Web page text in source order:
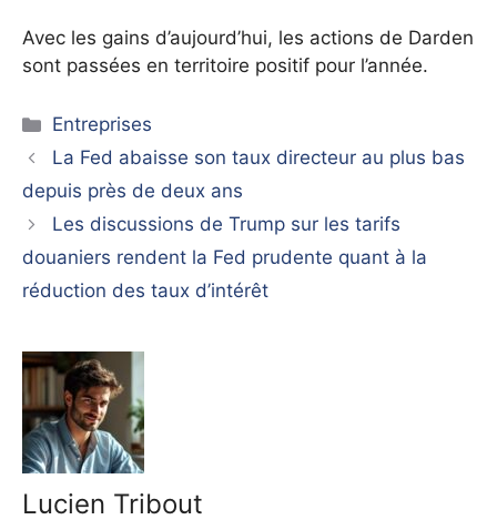
Avec les gains d’aujourd’hui, les actions de Darden
sont passées en territoire positif pour l’année.
Catégories
Entreprises
La Fed abaisse son taux directeur au plus bas
depuis près de deux ans
Les discussions de Trump sur les tarifs
douaniers rendent la Fed prudente quant à la
réduction des taux d’intérêt
Lucien Tribout